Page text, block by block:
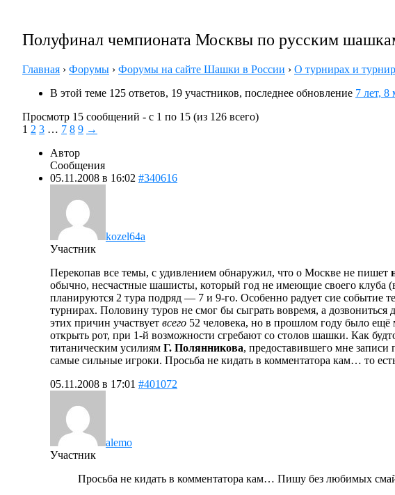
Полуфинал чемпионата Москвы по русским
Главная › Форумы › Форумы на сайте Шашки в России › О турнирах и
В этой теме 125 ответов, 19 участников, последнее обновление 7 лет, 8
Просмотр 15 сообщений - с 1 по 15 (из 126 всего)
1 2 3 … 7 8 9 →
Автор
Сообщения
05.11.2008 в 16:02 #340616
kozel64a
Участник
Перекопав все темы, с удивлением обнаружил, что о Москве не пишет
обычно, несчастные шашисты, который год не имеющие своего клуба
планируются 2 тура подряд — 7 и 9-го. Особенно радует сие
турнирах. Половину туров не смог бы сыграть вовремя, а
этих причин участвует всего 52 человека, но в прошлом году было ещё
открыть рот, при 1-й возможности сгребают со столов шашки. Как
титаническим усилиям Г. Полянникова, предоставившего мне
самые сильные игроки. Просьба не кидать в комментатора кам… то
05.11.2008 в 17:01 #401072
alemo
Участник
Просьба не кидать в комментатора кам… Пишу без любимых